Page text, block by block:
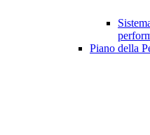
Piano della